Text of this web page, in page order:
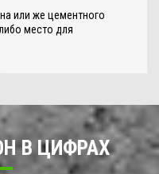
или же цементного
место для
В ЦИФРАХ